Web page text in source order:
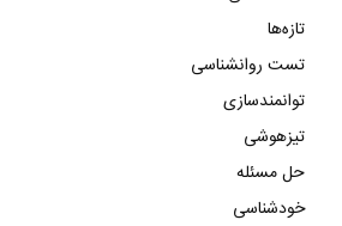
تازه‌ها
تست روانشناسی
توانمندسازی
تیزهوشی
حل مسئله
خودشناسی